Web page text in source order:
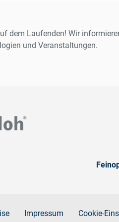
dem Laufenden! Wir
und Veranstaltungen.
Impressum Cookie-